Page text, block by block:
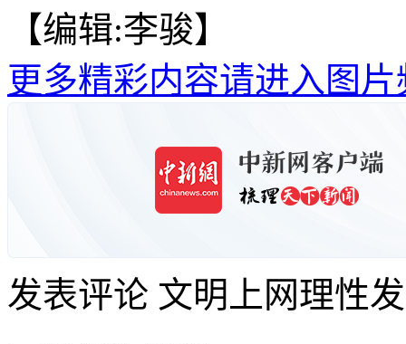
【编辑:李骏】
更多精彩内容请进入图片
发表评论 文明上网理性